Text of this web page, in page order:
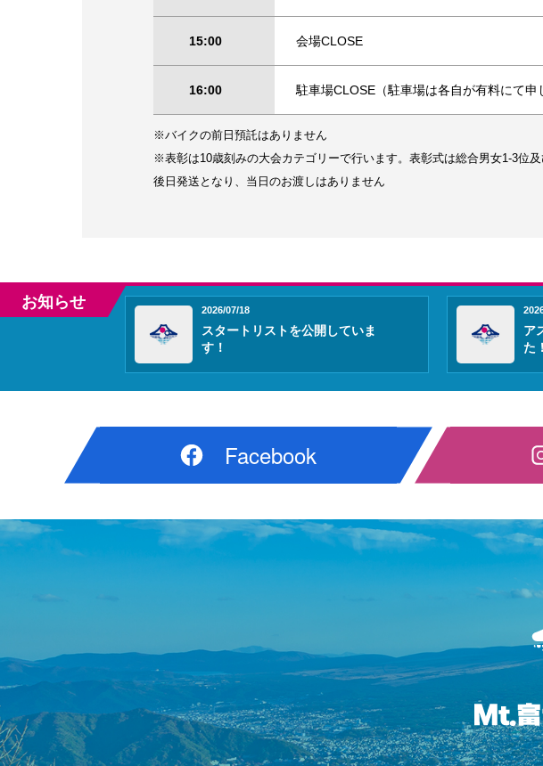
15:00 会場CLOSE
16:00 駐車場CLOSE（駐車場は各自が有料にて申
※バイクの前日預託はありません
※表彰は10歳刻みの大会カテゴリーで行います。表彰式は総合男女1-3位
後日発送となり、当日のお渡しはありません
お知らせ 2026/07/18
スタートリストを公開していま
す！
ア
た！
Facebook